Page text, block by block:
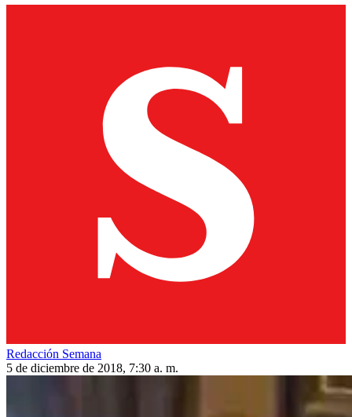
Redacción Semana
5 de diciembre de 2018, 7:30 a. m.